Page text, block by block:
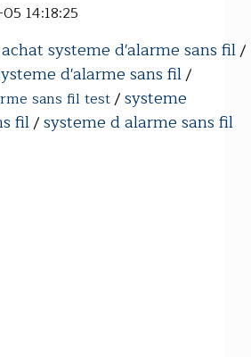
14:18:25
achat systeme d'alarme sans fil/
d'alarme sans fil/
sans fil test/systeme
fil/systeme d alarme sans fil